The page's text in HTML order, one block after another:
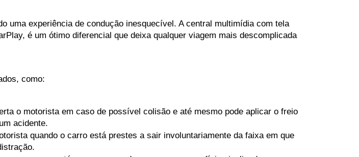
uma experiência de condução inesquecível. A central multimídia com tela
é um ótimo diferencial que deixa qualquer viagem mais descomplicada
como:
o motorista em caso de possível colisão e até mesmo pode aplicar o freio
acidente.
quando o carro está prestes a sair involuntariamente da faixa em que